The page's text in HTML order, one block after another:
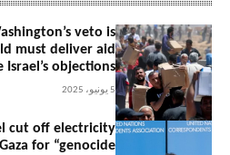
veto is
must deliver aid
Israel’s objections
5 يونيو، 2025
cut off electricity
for “genocide”